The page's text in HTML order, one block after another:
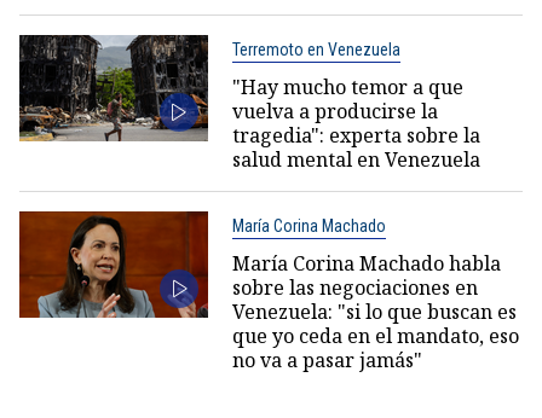
Terremoto en Venezuela
"Hay mucho temor a que
vuelva a producirse la
tragedia": experta sobre la
salud mental en Venezuela
María Corina Machado
María Corina Machado habla
sobre las negociaciones en
Venezuela: "si lo que buscan es
que yo ceda en el mandato, eso
no va a pasar jamás"